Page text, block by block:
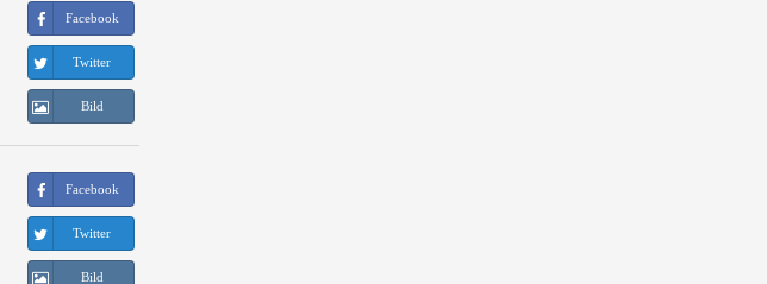
Facebook
Twitter
Bild
Facebook
Twitter
Bild